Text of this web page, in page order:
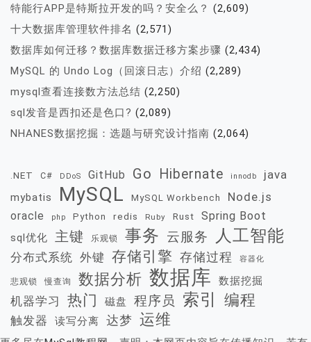
特能行APP是特斯拉开发的吗？安全么？ (2,609)
十大数据库管理软件排名 (2,571)
数据库如何迁移？数据库数据迁移方案步骤 (2,434)
MySQL 的 Undo Log（回滚日志）介绍 (2,289)
mysql查看连接数方法总结 (2,250)
sql发音是西扣还是色口? (2,089)
NHANES数据挖掘：选题与研究设计指南 (2,064)
.NET C# DDoS GitHub Go Hibernate innodb java
mybatis MySQL MySQL Workbench Node.js
oracle php Python redis Ruby Rust Spring Boot
sql优化 主键 乐观锁 事务 云服务 人工智能
分布式系统 外键 存储引擎 存储过程 容器化
悲观锁 慢查询 数据分析 数据库 数据挖掘
机器学习 热门 磁盘 程序员 索引 编程
触发器 读写分离 达梦 运维